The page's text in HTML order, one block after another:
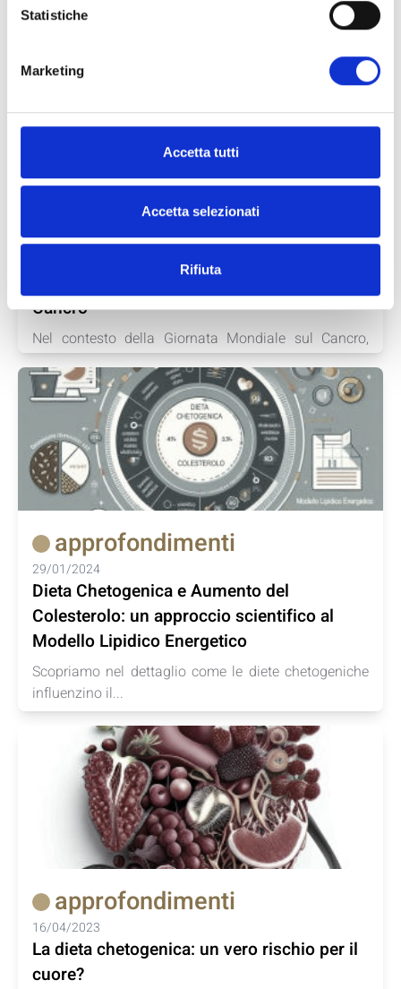
Statistiche
Marketing
Accetta tutti
Accetta selezionati
Rifiuta
approfondimenti
Può la VLCKD avere un ruolo nella
Prevenzione? Un Approfondimento in
Occasione della Giornata Mondiale sul
Cancro
Nel contesto della Giornata Mondiale sul Cancro,
esploriamo gli...
approfondimenti
29/01/2024
Dieta Chetogenica e Aumento del
Colesterolo: un approccio scientifico al
Modello Lipidico Energetico
Scopriamo nel dettaglio come le diete chetogeniche
influenzino il...
approfondimenti
16/04/2023
La dieta chetogenica: un vero rischio per il
cuore?